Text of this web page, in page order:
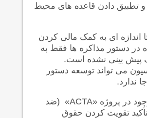
تطبیق دادن قاعده های محیط
اندازه ای به کمک مالی کردن
در دستور مذاکره ها فقط به
بینی نشده است.
می تواند توسعه دستور
ندارد.
در پروژه «ACTA» (ضد
تقویت کردن حقوق